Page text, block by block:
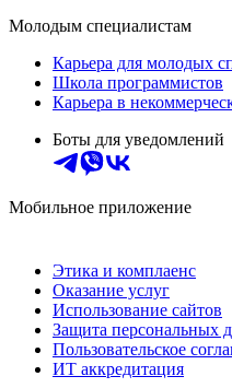
Молодым специалистам
Карьера для молодых
Школа программистов
Карьера в
Боты для уведомлений
Мобильное приложение
Этика и комплаенс
Оказание услуг
Использование сайтов
Защита персональных
Пользовательское
ИТ аккредитация